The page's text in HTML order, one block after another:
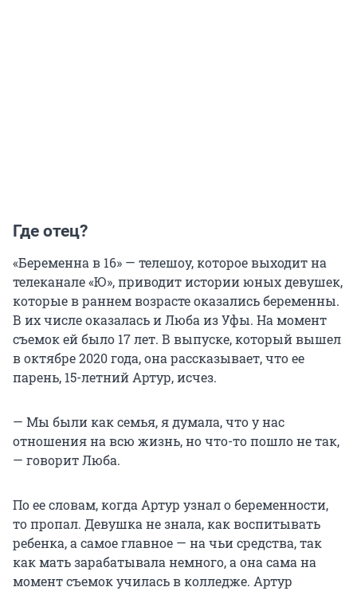
Где отец?
«Беременна в 16» — телешоу, которое выходит на
телеканале «Ю», приводит истории юных девушек,
которые в раннем возрасте оказались беременны.
В их числе оказалась и Люба из Уфы. На момент
съемок ей было 17 лет. В выпуске, который вышел
в октябре 2020 года, она рассказывает, что ее
парень, 15-летний Артур, исчез.
— Мы были как семья, я думала, что у нас
отношения на всю жизнь, но что-то пошло не так,
— говорит Люба.
По ее словам, когда Артур узнал о беременности,
то пропал. Девушка не знала, как воспитывать
ребенка, а самое главное — на чьи средства, так
как мать зарабатывала немного, а она сама на
момент съемок училась в колледже. Артур